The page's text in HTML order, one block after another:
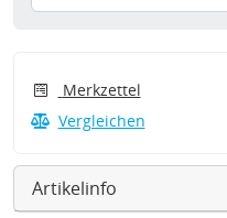
Merkzettel
Vergleichen
Artikelinfo